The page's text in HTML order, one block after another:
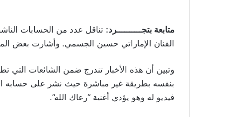
متابعة بتجــــــــــرد: تناقل عدد من الحسابات
الفنان الإماراتي حسين الجسمي. وأشارت بعض
وتبين أن هذه الأخبار تندرج ضمن الشائعات التي
بنفسه بطريقة غير مباشرة حيث نشر على حسابه
فيديو له وهو يؤدي أغنية “رعاك الله”.